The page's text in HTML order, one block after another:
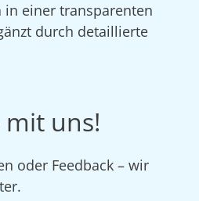
in einer transparenten
durch detaillierte
mit uns!
oder Feedback – wir